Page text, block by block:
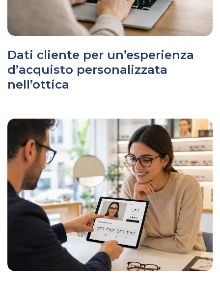
Dati cliente per un’esperienza
d’acquisto personalizzata
nell’ottica